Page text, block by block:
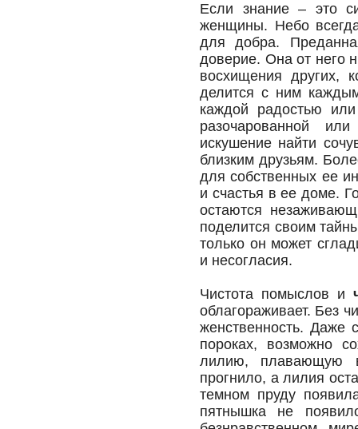
Если знание – это
женщины. Небо
для добра.
доверие. Она от него
восхищения других,
делится с ним
каждой радостью
разочарованной
искушение найти
близким друзьям.
для собственных ее
и счастья в ее доме.
остаются
поделится своим
только он может
и несогласия.
Чистота помыслов и
облагораживает. Без
женственность. Даже
пороках, возможно
лилию, плавающую
прогнило, а лилия
темном пруду
пятнышка не